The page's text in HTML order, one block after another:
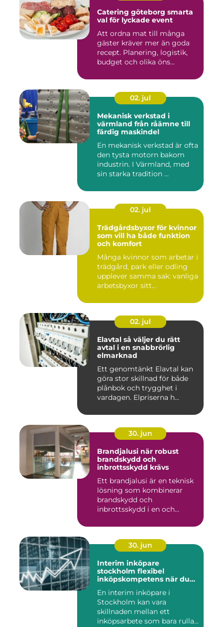
Catering göteborg smarta
val för lyckade event
Att ordna mat till många
gäster kräver mer än goda
recept. Planering, logistik,
budget och olika öns...
02. jul
Mekanisk verkstad i
värmland från råämne till
färdig maskindel
En mekanisk verkstad är ofta
den tysta motorn bakom
industrin. I Värmland, med
sin starka tradition ...
02. jul
Trädgårdsbyxor för kvinnor
som vill ha både funktion
och komfort
Många kvinnor som arbetar i
trädgård, park eller odling
upplever samma sak: vanliga
arbetsbyxor sitt...
02. jul
Elavtal så väljer du rätt
avtal i en snabbrörlig
elmarknad
Ett genomtänkt Elavtal kan
göra stor skillnad för både
plånbok och trygghet i
vardagen. Elpriserna h...
30. jun
Brandjalusi när robust
brandskydd och
inbrottsskydd krävs
Ett brandjalusi är en teknisk
lösning som kombinerar
brandskydd och
inbrottsskydd i en och
30. jun
Interim inköpare
stockholm flexibel
inköpskompetens när du
En interim inköpare i
Stockholm kan vara
skillnaden mellan ett
inköpsarbete som bara rullar